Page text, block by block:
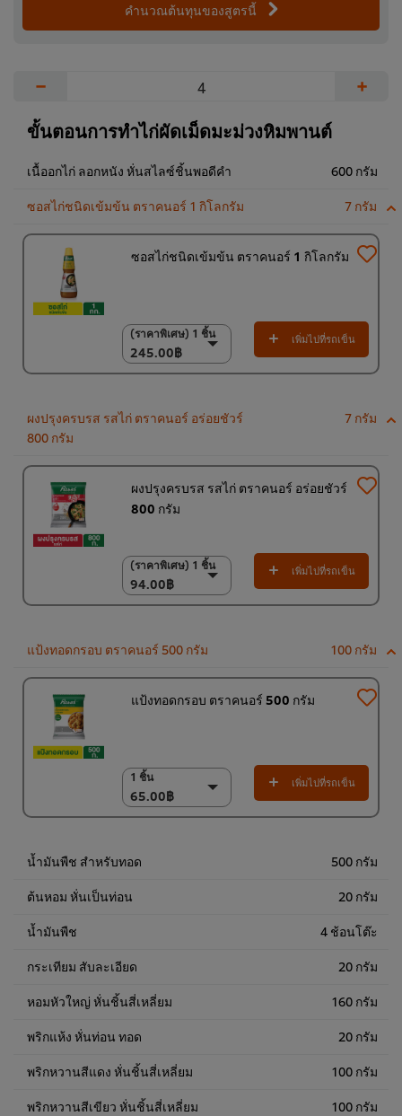
คำนวณต้นทุนของสูตรนี้
− +
ขั้นตอนการทำไก่ผัดเม็ดมะม่วงหิมพานต์
เนื้ออกไก่ ลอกหนัง หั่นสไลซ์ชิ้นพอดีคำ 600 กรัม
ซอสไก่ชนิดเข้มข้น ตราคนอร์ 1 กิโลกรัม 7 กรัม
ซอสไก่ชนิดเข้มข้น ตราคนอร์ 1 กิโลกรัม
(ราคาพิเศษ) 1 ชิ้น
245.00฿
(ราคาพิเศษ) 1 ชิ้น
245.00฿
(ราคาพิเศษ) แพ็ค 6
1,400.00฿
เพิ่มไปที่รถเข็น
ผงปรุงครบรส รสไก่ ตราคนอร์ อร่อยชัวร์
800 กรัม
7 กรัม
ผงปรุงครบรส รสไก่ ตราคนอร์ อร่อยชัวร์
800 กรัม
(ราคาพิเศษ) 1 ชิ้น
94.00฿
(ราคาพิเศษ) 1 ชิ้น
94.00฿
(ราคาพิเศษ) แพ็ค 10
920.00฿
เพิ่มไปที่รถเข็น
แป้งทอดกรอบ ตราคนอร์ 500 กรัม 100 กรัม
แป้งทอดกรอบ ตราคนอร์ 500 กรัม
1 ชิ้น
65.00฿
1 ชิ้น
65.00฿
6 x 500 ก.
เพิ่มไปที่รถเข็น
น้ำมันพืช สำหรับทอด 500 กรัม
ต้นหอม หั่นเป็นท่อน 20 กรัม
น้ำมันพืช 4 ช้อนโต๊ะ
กระเทียม สับละเอียด 20 กรัม
หอมหัวใหญ่ หั่นชิ้นสี่เหลี่ยม 160 กรัม
พริกแห้ง หั่นท่อน ทอด 20 กรัม
พริกหวานสีแดง หั่นชิ้นสี่เหลี่ยม 100 กรัม
พริกหวานสีเขียว หั่นชิ้นสี่เหลี่ยม 100 กรัม